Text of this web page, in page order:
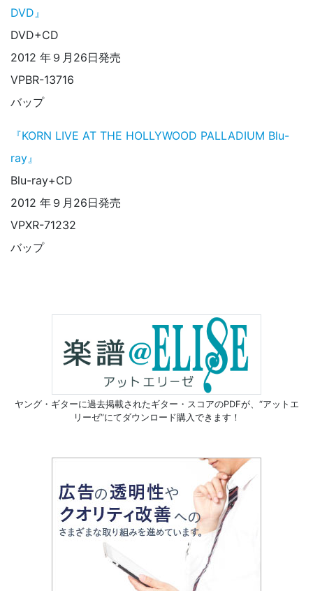
DVD』
DVD+CD
2012 年９月26日発売
VPBR-13716
バップ
『KORN LIVE AT THE HOLLYWOOD PALLADIUM Blu-
ray』
Blu-ray+CD
2012 年９月26日発売
VPXR-71232
バップ
ヤング・ギターに過去掲載されたギター・スコアのPDFが、 “アットエ
リーゼ”にてダウンロード購入できます！